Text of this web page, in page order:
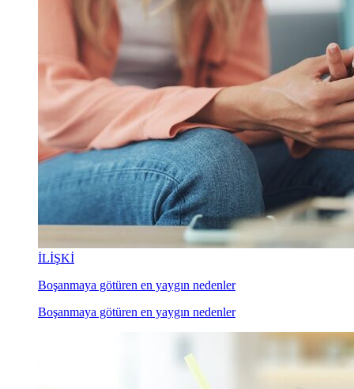
İLİŞKİ
Boşanmaya götüren en yaygın nedenler
Boşanmaya götüren en yaygın nedenler